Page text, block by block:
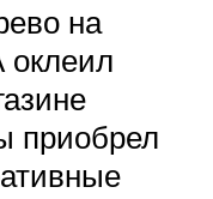
на
оклеил
приобрел